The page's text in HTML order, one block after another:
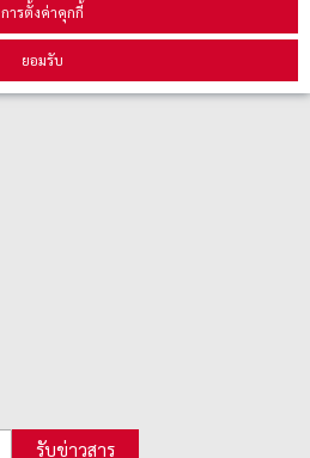
การตั้งค่าคุกกี้
ยอมรับ
รับข่าวสาร